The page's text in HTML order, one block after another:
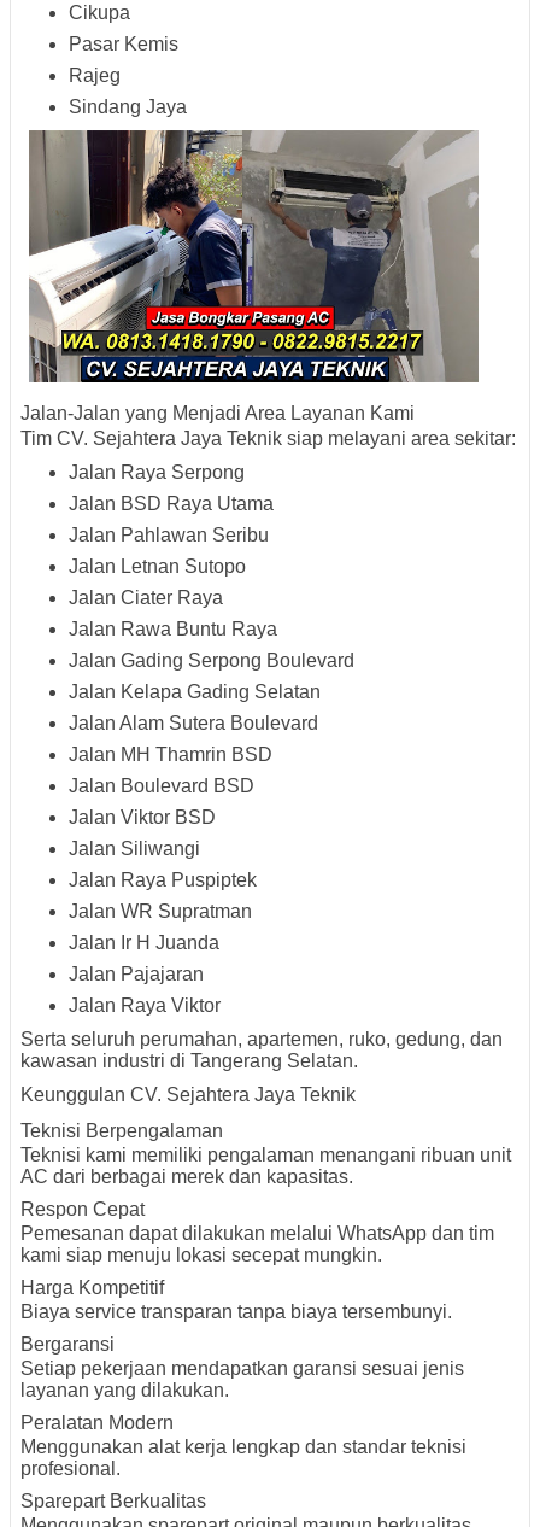
Cikupa
Pasar Kemis
Rajeg
Sindang Jaya
Jalan-Jalan yang Menjadi Area Layanan Kami
Tim CV. Sejahtera Jaya Teknik siap melayani area sekitar:
Jalan Raya Serpong
Jalan BSD Raya Utama
Jalan Pahlawan Seribu
Jalan Letnan Sutopo
Jalan Ciater Raya
Jalan Rawa Buntu Raya
Jalan Gading Serpong Boulevard
Jalan Kelapa Gading Selatan
Jalan Alam Sutera Boulevard
Jalan MH Thamrin BSD
Jalan Boulevard BSD
Jalan Viktor BSD
Jalan Siliwangi
Jalan Raya Puspiptek
Jalan WR Supratman
Jalan Ir H Juanda
Jalan Pajajaran
Jalan Raya Viktor
Serta seluruh perumahan, apartemen, ruko, gedung, dan
kawasan industri di Tangerang Selatan.
Keunggulan CV. Sejahtera Jaya Teknik
Teknisi Berpengalaman
Teknisi kami memiliki pengalaman menangani ribuan unit
AC dari berbagai merek dan kapasitas.
Respon Cepat
Pemesanan dapat dilakukan melalui WhatsApp dan tim
kami siap menuju lokasi secepat mungkin.
Harga Kompetitif
Biaya service transparan tanpa biaya tersembunyi.
Bergaransi
Setiap pekerjaan mendapatkan garansi sesuai jenis
layanan yang dilakukan.
Peralatan Modern
Menggunakan alat kerja lengkap dan standar teknisi
profesional.
Sparepart Berkualitas